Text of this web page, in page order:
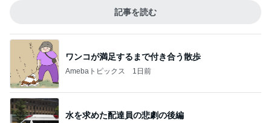
記事を読む
ワンコが満足するまで付き合う散歩
Amebaトピックス 1日前
水を求めた配達員の悲劇の後編